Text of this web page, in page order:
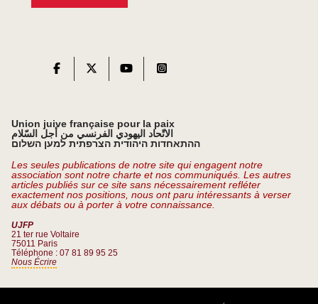
Union juive française pour la paix
الاتّحاد اليهودي الفرنسي من أجل السّلام
ההתאחדות היהודית הצרפתית למען השלום
Les seules publications de notre site qui engagent notre
association sont notre charte et nos communiqués. Les autres
articles publiés sur ce site sans nécessairement refléter
exactement nos positions, nous ont paru intéressants à verser
aux débats ou à porter à votre connaissance.
UJFP
21 ter rue Voltaire
75011 Paris
Téléphone : 07 81 89 95 25
Nous Écrire